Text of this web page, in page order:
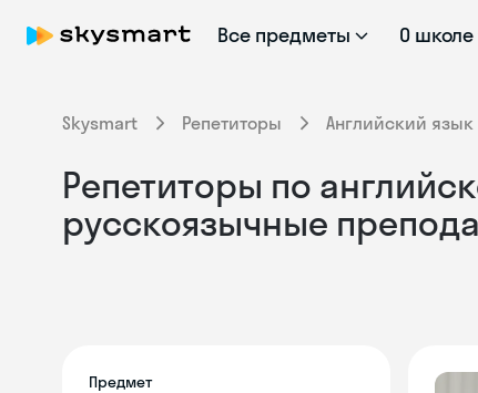
Все предметы О школе
Skysmart Репетиторы Английский язык
Репетиторы по
русскоязычные
Предмет